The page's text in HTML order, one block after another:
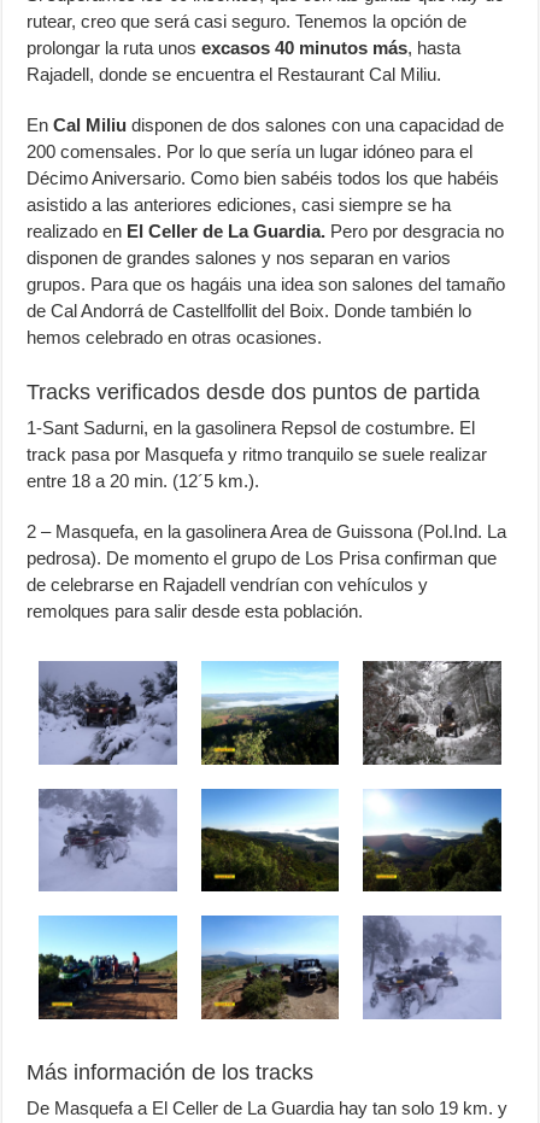
rutear, creo que será casi seguro. Tenemos la opción de
prolongar la ruta unosexcasos 40 minutos más, hasta
Rajadell, donde se encuentra el Restaurant Cal Miliu.
EnCal Miliu disponen de dos salones con una capacidad de
200 comensales. Por lo que sería un lugar idóneo para el
Décimo Aniversario. Como bien sabéis todos los que habéis
asistido a las anteriores ediciones, casi siempre se ha
realizado en El Celler de La Guardia. Pero por desgracia no
disponen de grandes salones y nos separan en varios
grupos. Para que os hagáis una idea son salones del tamaño
de Cal Andorrá de Castellfollit del Boix. Donde también lo
hemos celebrado en otras ocasiones.
Tracks verificados desde dos puntos de partida
1-Sant Sadurni, en la gasolinera Repsol de costumbre. El
track pasa por Masquefa y ritmo tranquilo se suele realizar
entre 18 a 20 min. (12´5 km.).
2 – Masquefa, en la gasolinera Area de Guissona (Pol.Ind. La
pedrosa). De momento el grupo de Los Prisa confirman que
de celebrarse en Rajadell vendrían con vehículos y
remolques para salir desde esta población.
Más información de los tracks
De Masquefa a El Celler de La Guardia hay tan solo 19 km. y